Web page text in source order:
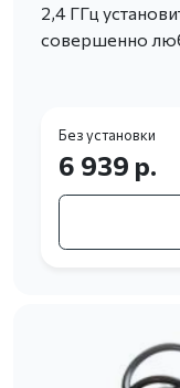
2,4 ГГц
совершенно
Без установки
6 939 р.